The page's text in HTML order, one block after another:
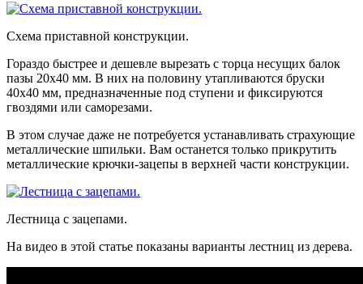
Схема приставной конструкции.
Гораздо быстрее и дешевле вырезать с торца несущих балок
пазы 20х40 мм. В них на половину утапливаются бруски
40х40 мм, предназначенные под ступени и фиксируются
гвоздями или саморезами.
В этом случае даже не потребуется устанавливать страхующие
металлические шпильки. Вам останется только прикрутить
металлические крючки-зацепы в верхней части конструкции.
Лестница с зацепами.
На видео в этой статье показаны варианты лестниц из дерева.